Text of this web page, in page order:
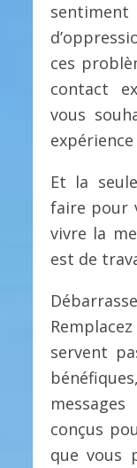
ces
contact
vous
Et la
faire pour
vivre la
est de
servent
conçus
que vous